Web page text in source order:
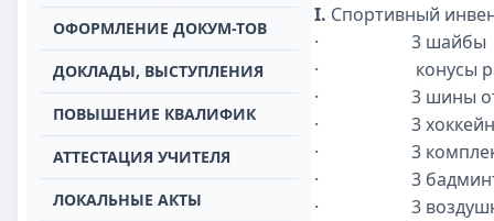
ОФОРМЛЕНИЕ ДОКУМ-ТОВ
ДОКЛАДЫ, ВЫСТУПЛЕНИЯ
ПОВЫШЕНИЕ КВАЛИФИК
АТТЕСТАЦИЯ УЧИТЕЛЯ
ЛОКАЛЬНЫЕ АКТЫ
I. Спортивный
·
3 шайбы
·
конусы
·
3 шины
·
3
·
3
·
3
·
3